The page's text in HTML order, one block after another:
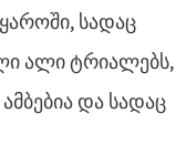
სადაც
ალი ტრიალებს,
და სადაც